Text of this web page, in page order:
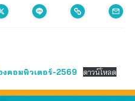
งคอมพิวเตอร์-2569 ดาวน์โหลด